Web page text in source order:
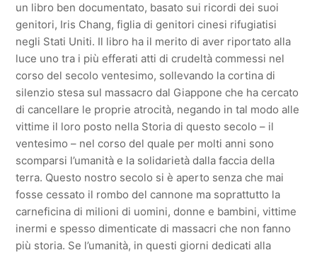
un libro ben documentato, basato sui ricordi dei suoi
genitori, Iris Chang, figlia di genitori cinesi rifugiatisi
negli Stati Uniti. Il libro ha il merito di aver riportato alla
luce uno tra i più efferati atti di crudeltà commessi nel
corso del secolo ventesimo, sollevando la cortina di
silenzio stesa sul massacro dal Giappone che ha cercato
di cancellare le proprie atrocità, negando in tal modo alle
vittime il loro posto nella Storia di questo secolo – il
ventesimo – nel corso del quale per molti anni sono
scomparsi l’umanità e la solidarietà dalla faccia della
terra. Questo nostro secolo si è aperto senza che mai
fosse cessato il rombo del cannone ma soprattutto la
carneficina di milioni di uomini, donne e bambini, vittime
inermi e spesso dimenticate di massacri che non fanno
più storia. Se l’umanità, in questi giorni dedicati alla